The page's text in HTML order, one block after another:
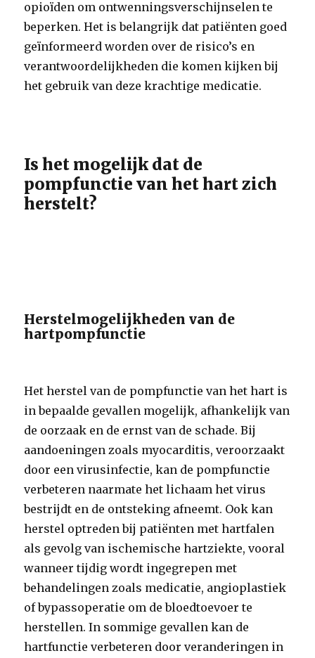
opioïden om ontwenningsverschijnselen te
beperken. Het is belangrijk dat patiënten goed
geïnformeerd worden over de risico’s en
verantwoordelijkheden die komen kijken bij
het gebruik van deze krachtige medicatie.
Is het mogelijk dat de
pompfunctie van het hart zich
herstelt?
Herstelmogelijkheden van de
hartpompfunctie
Het herstel van de pompfunctie van het hart is
in bepaalde gevallen mogelijk, afhankelijk van
de oorzaak en de ernst van de schade. Bij
aandoeningen zoals myocarditis, veroorzaakt
door een virusinfectie, kan de pompfunctie
verbeteren naarmate het lichaam het virus
bestrijdt en de ontsteking afneemt. Ook kan
herstel optreden bij patiënten met hartfalen
als gevolg van ischemische hartziekte, vooral
wanneer tijdig wordt ingegrepen met
behandelingen zoals medicatie, angioplastiek
of bypassoperatie om de bloedtoevoer te
herstellen. In sommige gevallen kan de
hartfunctie verbeteren door veranderingen in